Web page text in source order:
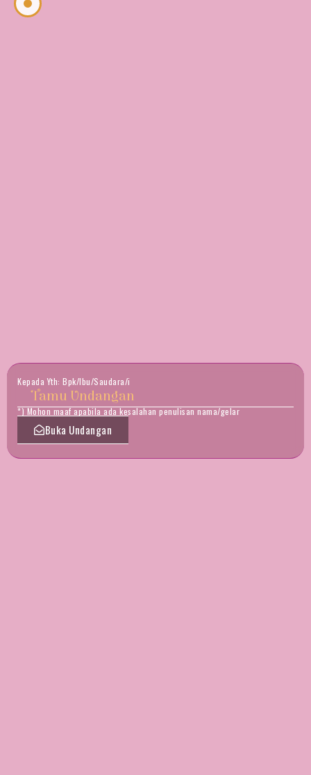
Kepada Yth: Bpk/Ibu/Saudara/i
Tamu Undangan
*) Mohon maaf apabila ada kesalahan penulisan nama/gelar
Buka Undangan